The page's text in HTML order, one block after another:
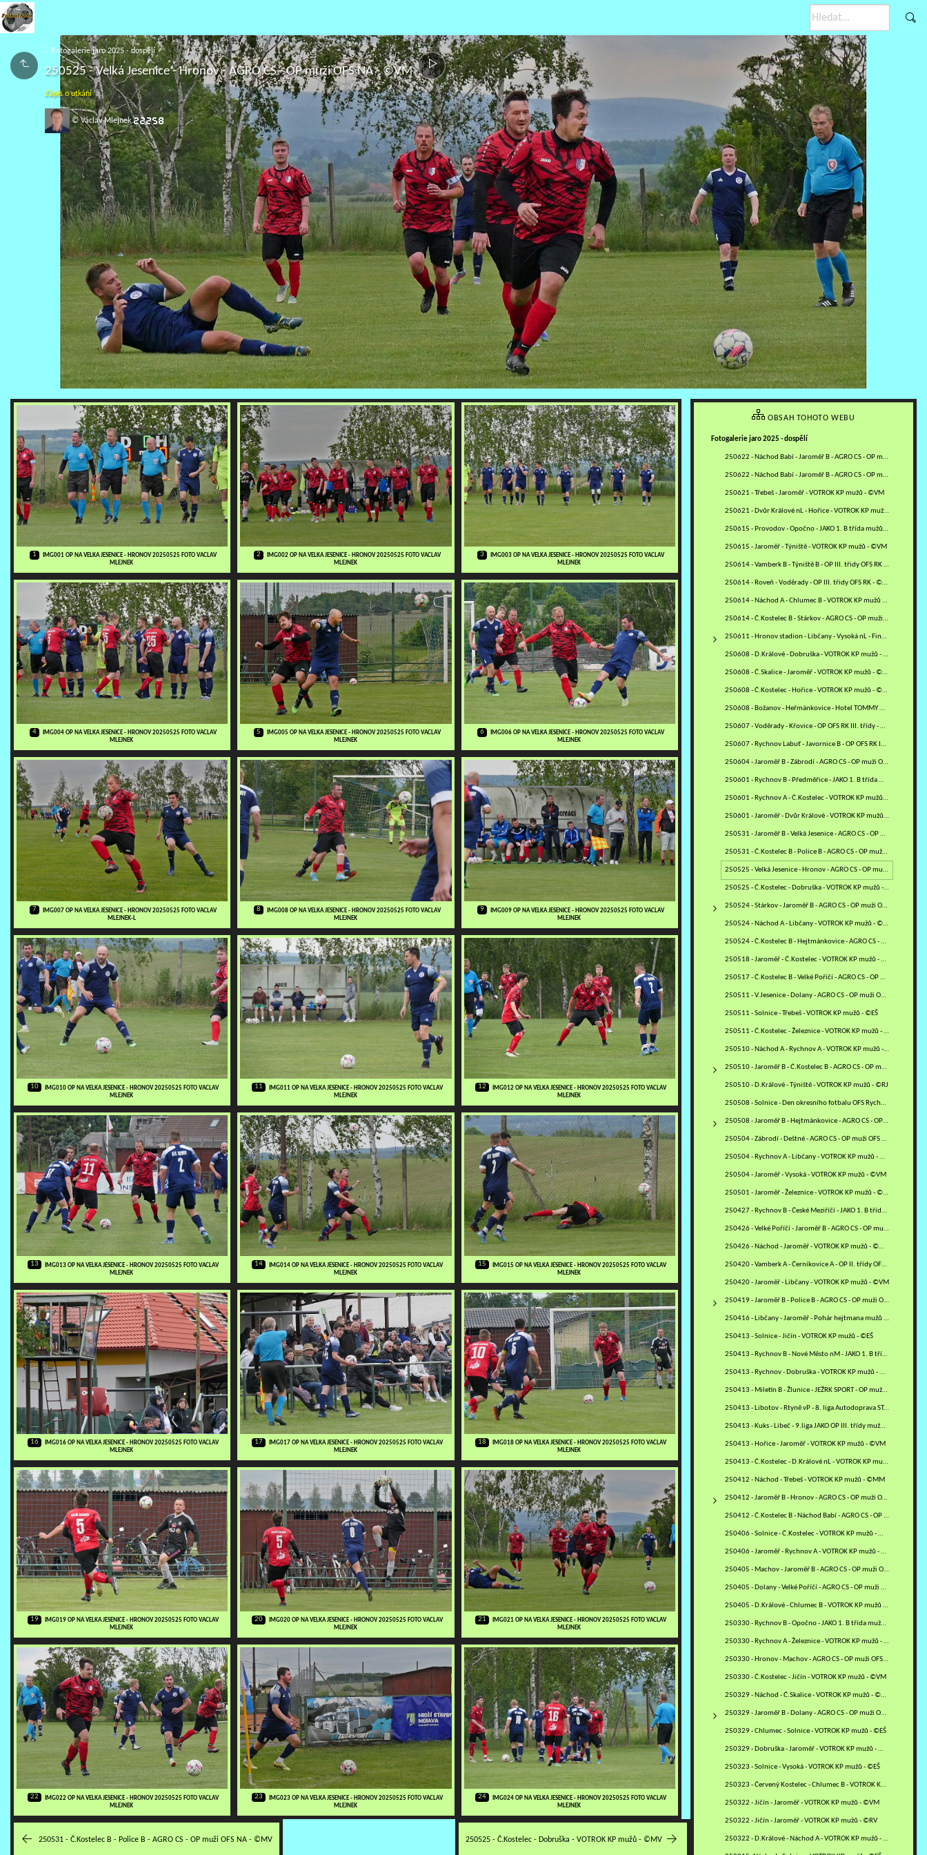
Fotogalerie jaro 2025 - dospělí
250525 - Velká Jesenice - Hronov - AGRO CS - OP muži OFS NA - ©VM
Zápis o utkání
© Václav Mlejnek
1
IMG001 OP NA VELKA JESENICE - HRONOV 20250525 FOTO VACLAV
MLEJNEK
2
IMG002 OP NA VELKA JESENICE - HRONOV 20250525 FOTO VACLAV
MLEJNEK
3
IMG003 OP NA VELKA JESENICE - HRONOV 20250525 FOTO VACLAV
MLEJNEK
4
IMG004 OP NA VELKA JESENICE - HRONOV 20250525 FOTO VACLAV
MLEJNEK
5
IMG005 OP NA VELKA JESENICE - HRONOV 20250525 FOTO VACLAV
MLEJNEK
6
IMG006 OP NA VELKA JESENICE - HRONOV 20250525 FOTO VACLAV
MLEJNEK
7
IMG007 OP NA VELKA JESENICE - HRONOV 20250525 FOTO VACLAV
MLEJNEK-L
8
IMG008 OP NA VELKA JESENICE - HRONOV 20250525 FOTO VACLAV
MLEJNEK
9
IMG009 OP NA VELKA JESENICE - HRONOV 20250525 FOTO VACLAV
MLEJNEK
10
IMG010 OP NA VELKA JESENICE - HRONOV 20250525 FOTO VACLAV
MLEJNEK
11
IMG011 OP NA VELKA JESENICE - HRONOV 20250525 FOTO VACLAV
MLEJNEK
12
IMG012 OP NA VELKA JESENICE - HRONOV 20250525 FOTO VACLAV
MLEJNEK
13
IMG013 OP NA VELKA JESENICE - HRONOV 20250525 FOTO VACLAV
MLEJNEK
14
IMG014 OP NA VELKA JESENICE - HRONOV 20250525 FOTO VACLAV
MLEJNEK
15
IMG015 OP NA VELKA JESENICE - HRONOV 20250525 FOTO VACLAV
MLEJNEK
16
IMG016 OP NA VELKA JESENICE - HRONOV 20250525 FOTO VACLAV
MLEJNEK
17
IMG017 OP NA VELKA JESENICE - HRONOV 20250525 FOTO VACLAV
MLEJNEK
18
IMG018 OP NA VELKA JESENICE - HRONOV 20250525 FOTO VACLAV
MLEJNEK
19
IMG019 OP NA VELKA JESENICE - HRONOV 20250525 FOTO VACLAV
MLEJNEK
20
IMG020 OP NA VELKA JESENICE - HRONOV 20250525 FOTO VACLAV
MLEJNEK
21
IMG021 OP NA VELKA JESENICE - HRONOV 20250525 FOTO VACLAV
MLEJNEK
22
IMG022 OP NA VELKA JESENICE - HRONOV 20250525 FOTO VACLAV
MLEJNEK
23
IMG023 OP NA VELKA JESENICE - HRONOV 20250525 FOTO VACLAV
MLEJNEK
24
IMG024 OP NA VELKA JESENICE - HRONOV 20250525 FOTO VACLAV
MLEJNEK
250531 - Č.Kostelec B - Police B - AGRO CS - OP muži OFS NA - ©MV 250525 - Č.Kostelec - Dobruška - VOTROK KP mužů - ©MV
OBSAH TOHOTO WEBU
Fotogalerie jaro 2025 - dospělí
250622 - Náchod Babí - Jaroměř B - AGRO CS - OP muži OFS NA -…
250622 - Náchod Babí - Jaroměř B - AGRO CS - OP muži OFS NA -…
250621 - Třebeš - Jaroměř - VOTROK KP mužů - ©VM
250621 - Dvůr Králové nL - Hořice - VOTROK KP mužů - ©RJ
250615 - Provodov - Opočno - JAKO 1. B třída mužů - sk. B - ©MV
250615 - Jaroměř - Týniště - VOTROK KP mužů - ©VM
250614 - Vamberk B - Týniště B - OP III. třidy OFS RK - ©PR
250614 - Roveň - Voděrady - OP III. třidy OFS RK - ©PR
250614 - Náchod A - Chlumec B - VOTROK KP mužů - ©MM
250614 - Č.Kostelec B - Stárkov - AGRO CS - OP muži OFS NA - ©MV
250611 - Hronov stadion - Libčany - Vysoká nL - Finále POHÁRU…
250608 - D.Králové - Dobruška - VOTROK KP mužů - ©RJ
250608 - Č.Skalice - Jaroměř - VOTROK KP mužů - ©VM
250608 - Č.Kostelec - Hořice - VOTROK KP mužů - ©MV
250608 - Božanov - Heřmánkovice - Hotel TOMMY OS OFS NA -…
250607 - Voděrady - Křovice - OP OFS RK III. třídy - ©PR
250607 - Rychnov Labuť - Javornice B - OP OFS RK IV. třídy - ©PR
250604 - Jaroměř B - Zábrodí - AGRO CS - OP muži OFS NA - ©ZH
250601 - Rychnov B - Předměřice - JAKO 1. B třída mužů - sk. B -…
250601 - Rychnov A - Č.Kostelec - VOTROK KP mužů - ©PR
250601 - Jaroměř - Dvůr Králové - VOTROK KP mužů - ©VM
250531 - Jaroměř B - Velká Jesenice - AGRO CS - OP muži OFS NA -…
250531 - Č.Kostelec B - Police B - AGRO CS - OP muži OFS NA -…
250525 - Velká Jesenice - Hronov - AGRO CS - OP muži OFS NA -…
250525 - Č.Kostelec - Dobruška - VOTROK KP mužů - ©MV
250524 - Stárkov - Jaroměř B - AGRO CS - OP muži OFS NA - ©ZH
250524 - Náchod A - Libčany - VOTROK KP mužů - ©MM
250524 - Č.Kostelec B - Hejtmánkovice - AGRO CS - OP muži OFS NA…
250518 - Jaroměř - Č.Kostelec - VOTROK KP mužů - ©VM
250517 - Č.Kostelec B - Velké Poříčí - AGRO CS - OP muži OFS NA…
250511 - V.Jesenice - Dolany - AGRO CS - OP muži OFS NA - ©VM
250511 - Solnice - Třebeš - VOTROK KP mužů - ©EŠ
250511 - Č.Kostelec - Železnice - VOTROK KP mužů - ©MV
250510 - Náchod A - Rychnov A - VOTROK KP mužů - ©MM
250510 - Jaroměř B - Č.Kostelec B - AGRO CS - OP muži OFS NA -…
250510 - D.Králové - Týniště - VOTROK KP mužů - ©RJ
250508 - Solnice - Den okresního fotbalu OFS Rychnov - ©PR
250508 - Jaroměř B - Hejtmánkovice - AGRO CS - OP muži OFS NA -…
250504 - Zábrodí - Deštné - AGRO CS - OP muži OFS NA - ©VM
250504 - Rychnov A - Libčany - VOTROK KP mužů - ©PR
250504 - Jaroměř - Vysoká - VOTROK KP mužů - ©VM
250501 - Jaroměř - Železnice - VOTROK KP mužů - ©VM
250427 - Rychnov B - České Meziříčí - JAKO 1. B třída mužů - sk.…
250426 - Velké Poříčí - Jaroměř B - AGRO CS - OP muži OFS NA -…
250426 - Náchod - Jaroměř - VOTROK KP mužů - ©MM
250420 - Vamberk A - Černíkovice A - OP II. třídy OFS RK - ©PR
250420 - Jaroměř - Libčany - VOTROK KP mužů - ©VM
250419 - Jaroměř B - Police B - AGRO CS - OP muži OFS NA -…
250416 - Libčany - Jaroměř - Pohár hejtmana mužů - čtvrtfinále -…
250413 - Solnice - Jičín - VOTROK KP mužů - ©EŠ
250413 - Rychnov B - Nové Město nM - JAKO 1. B třída mužů - sk.…
250413 - Rychnov - Dobruška - VOTROK KP mužů - ©PR
250413 - Miletín B - Žlunice - JEŽRK SPORT - OP mužů JI - ©VM
250413 - Libotov - Rtyně vP - 8. liga Autodoprava STAVO KULT OP…
250413 - Kuks - Libeč - 9.liga JAKO OP III. třídy mužů TU - ©VM
250413 - Hořice - Jaroměř - VOTROK KP mužů - ©VM
250413 - Č.Kostelec - D.Králové nL - VOTROK KP mužů - ©MV
250412 - Náchod - Třebeš - VOTROK KP mužů - ©MM
250412 - Jaroměř B - Hronov - AGRO CS - OP muži OFS NA - ©ZH+VM
250412 - Č.Kostelec B - Náchod Babí - AGRO CS - OP muži OFS NA -…
250406 - Solnice - Č.Kostelec - VOTROK KP mužů - ©EŠ
250406 - Jaroměř - Rychnov A - VOTROK KP mužů - ©VM
250405 - Machov - Jaroměř B - AGRO CS - OP muži OFS NA - ©VM
250405 - Dolany - Velké Poříčí - AGRO CS - OP muži OFS NA - ©VM
250405 - D.Králové - Chlumec B - VOTROK KP mužů - ©RJ
250330 - Rychnov B - Opočno - JAKO 1. B třída mužů - sk. B - ©PR
250330 - Rychnov A - Železnice - VOTROK KP mužů - ©PR
250330 - Hronov - Machov - AGRO CS - OP muži OFS NA - ©VM
250330 - Č.Kostelec - Jičín - VOTROK KP mužů - ©VM
250329 - Náchod - Č.Skalice - VOTROK KP mužů - ©MM
250329 - Jaroměř B - Dolany - AGRO CS - OP muži OFS NA - ©ZH+VM
250329 - Chlumec - Solnice - VOTROK KP mužů - ©EŠ
250329 - Dobruška - Jaroměř - VOTROK KP mužů - ©VM
250323 - Solnice - Vysoká - VOTROK KP mužů - ©EŠ
250323 - Červený Kostelec - Chlumec B - VOTROK KP mužů - ©MV
250322 - Jičín - Jaroměř - VOTROK KP mužů - ©VM
250322 - Jičín - Jaroměř - VOTROK KP mužů - ©RV
250322 - D.Králové - Náchod A - VOTROK KP mužů - ©RJ